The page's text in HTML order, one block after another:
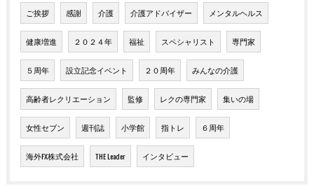
ご挨拶 感謝 介護 介護アドバイザー メンタルヘルス
健康増進 ２０２４年 福祉 スペシャリスト 専門家
５周年 設立記念イベント ２０周年 みんなの介護
高齢者レクリエーション 監修 レクの専門家 集いの場
女性セブン 週刊誌 小学館 指トレ ６周年
海外FX株式会社 THE Leader インタビュー